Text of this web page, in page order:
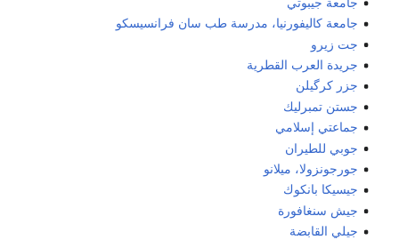
جامعة كاليفورنيا، مدرسة طب سان فرانسيسكو
جت زيرو
جريدة العرب القطرية
جزر كرگيلن
جستن تمبرليك
جماعتي إسلامي
جوبي للطيران
جورجونزولا، ميلانو
جيسيكا بانكوك
جيش سنغافورة
جيلي القابضة